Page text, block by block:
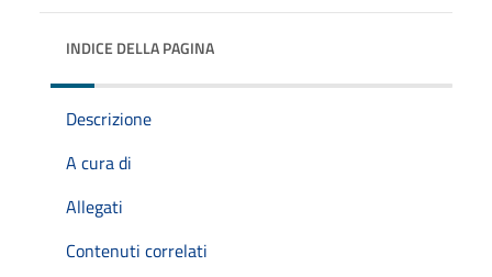
INDICE DELLA PAGINA
Descrizione
A cura di
Allegati
Contenuti correlati